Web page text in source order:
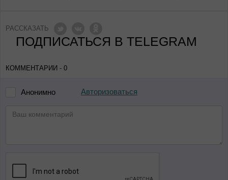
РАССКАЗАТЬ
ПОДПИСАТЬСЯ В TELEGRAM
КОММЕНТАРИИ - 0
Анонимно Авторизоваться